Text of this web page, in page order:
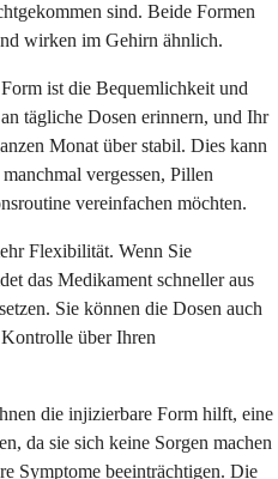
sind. Beide Formen
wirken im Gehirn ähnlich.
ist die Bequemlichkeit und
tägliche Dosen erinnern, und Ihr
Monat über stabil. Dies kann
vergessen, Pillen
vereinfachen möchten.
Flexibilität. Wenn Sie
das Medikament schneller aus
Sie können die Dosen auch
über Ihren
die injizierbare Form hilft, eine
da sie sich keine Sorgen machen
Symptome beeinträchtigen. Die